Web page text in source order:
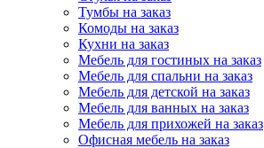
Тумбы на заказ
Комоды на заказ
Кухни на заказ
Мебель для гостиных на заказ
Мебель для спальни на заказ
Мебель для детской на заказ
Мебель для ванных на заказ
Мебель для прихожей на заказ
Офисная мебель на заказ